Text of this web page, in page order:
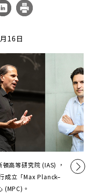
16日
高等研究院 (IAS) ，
成立「Max Planck–
(MPC)。